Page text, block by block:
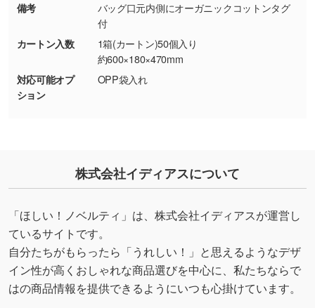
・持っているデータの背景が足りない／塗り足
しの作り方が分からない
印刷したいデータが印刷範囲よりも小さい場
合、シンプルな色・柄の背景であれば拡張が可
能です。→
詳しく見る
いたします。配置のご相談にも応じています。
備考
バッグ口元内側にオーガニックコットンタグ
付
カートン入数
1箱(カートン)50個入り
約600×180×470mm
対応可能オプ
ション
OPP袋入れ
株式会社イディアスについて
「ほしい！ノベルティ」は、株式会社イディアスが運営し
ているサイトです。
自分たちがもらったら「うれしい！」と思えるようなデザ
イン性が高くおしゃれな商品選びを中心に、私たちならで
はの商品情報を提供できるようにいつも心掛けています。